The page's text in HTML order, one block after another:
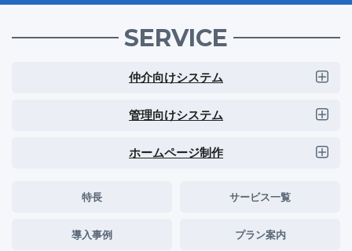
SERVICE
仲介向けシステム
管理向けシステム
ホームページ制作
特長 サービス一覧
導入事例 プラン案内